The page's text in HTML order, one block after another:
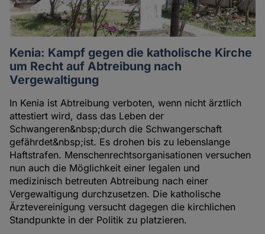
Kenia: Kampf gegen die katholische Kirche
um Recht auf Abtreibung nach
Vergewaltigung
In Kenia ist Abtreibung verboten, wenn nicht ärztlich
attestiert wird, dass das Leben der
Schwangeren&nbsp;durch die Schwangerschaft
gefährdet&nbsp;ist. Es drohen bis zu lebenslange
Haftstrafen. Menschenrechtsorganisationen versuchen
nun auch die Möglichkeit einer legalen und
medizinisch betreuten Abtreibung nach einer
Vergewaltigung durchzusetzen. Die katholische
Ärztevereinigung versucht dagegen die kirchlichen
Standpunkte in der Politik zu platzieren.